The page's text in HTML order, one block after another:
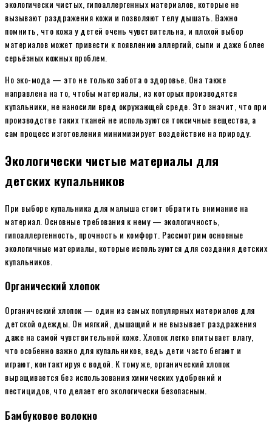
экологически чистых, гипоаллергенных материалов, которые не
вызывают раздражения кожи и позволяют телу дышать. Важно
помнить, что кожа у детей очень чувствительна, и плохой выбор
материалов может привести к появлению аллергий, сыпи и даже более
серьёзных кожных проблем.
Но эко-мода — это не только забота о здоровье. Она также
направлена на то, чтобы материалы, из которых производятся
купальники, не наносили вред окружающей среде. Это значит, что при
производстве таких тканей не используются токсичные вещества, а
сам процесс изготовления минимизирует воздействие на природу.
Экологически чистые материалы для
детских купальников
При выборе купальника для малыша стоит обратить внимание на
материал. Основные требования к нему — экологичность,
гипоаллергенность, прочность и комфорт. Рассмотрим основные
экологичные материалы, которые используются для создания детских
купальников.
Органический хлопок
Органический хлопок — один из самых популярных материалов для
детской одежды. Он мягкий, дышащий и не вызывает раздражения
даже на самой чувствительной коже. Хлопок легко впитывает влагу,
что особенно важно для купальников, ведь дети часто бегают и
играют, контактируя с водой. К тому же, органический хлопок
выращивается без использования химических удобрений и
пестицидов, что делает его экологически безопасным.
Бамбуковое волокно